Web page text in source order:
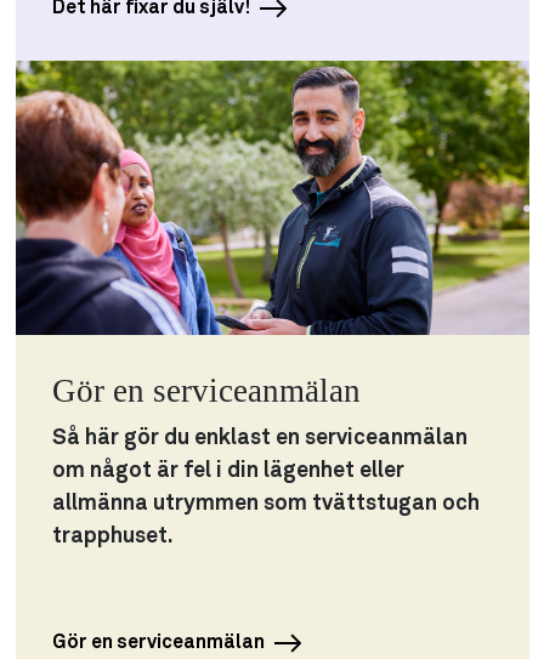
Det här fixar du själv!
Gör en serviceanmälan
Så här gör du enklast en serviceanmälan
om något är fel i din lägenhet eller
allmänna utrymmen som tvättstugan och
trapphuset.
Gör en serviceanmälan